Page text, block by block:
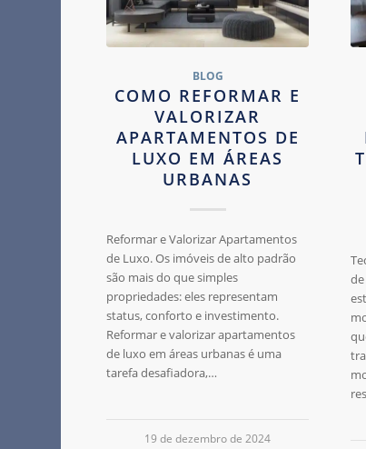
BLOG
COMO REFORMAR E
VALORIZAR
APARTAMENTOS DE
LUXO EM ÁREAS
URBANAS
Reformar e Valorizar Apartamentos
de Luxo. Os imóveis de alto padrão
são mais do que simples
propriedades: eles representam
status, conforto e investimento.
Reformar e valorizar apartamentos
de luxo em áreas urbanas é uma
tarefa desafiadora,…
19 de dezembro de 2024